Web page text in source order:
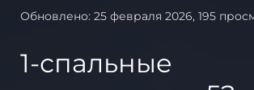
Обновлено: 25 февраля 2026, 195
1-спальные